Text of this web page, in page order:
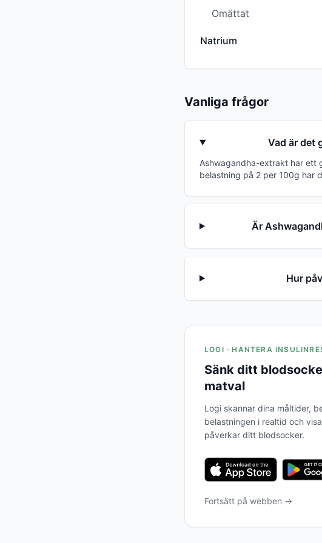
Omättat
Natrium
Vanliga frågor
Vad är det
Ashwagandha-extrakt har ett
belastning på 2 per 100g har
Är
Hur
LOGI · HANTERA
Sänk ditt
matval
Logi skannar dina måltider,
belastningen i realtid och
påverkar ditt blodsocker.
Fortsätt på webben →